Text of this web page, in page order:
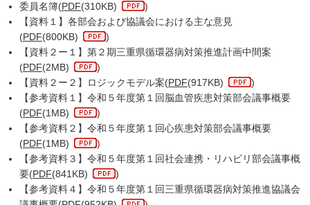
委員名簿(PDF(310KB)
)
【資料１】各部会および協議会における主な意見
(PDF(800KB)
)
【資料２ー１】第２期三重県循環器病対策推進計画中間案
(PDF(2MB)
)
【資料２ー２】ロジックモデル案(PDF(917KB)
)
【参考資料１】令和５年度第１回脳血管疾患対策部会議事概要
(PDF(1MB)
)
【参考資料２】令和５年度第１回心疾患対策部会議事概要
(PDF(1MB)
)
【参考資料３】令和５年度第１回社会連携・リハビリ部会議事概
要(PDF(841KB)
)
【参考資料４】令和５年度第１回三重県循環器病対策推進協議会